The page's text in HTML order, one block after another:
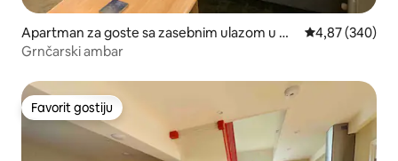
Apartman za goste sa zasebnim ulazom u mj
estu Kintbury
prosječna
4,87 (340)
Grnčarski ambar
Favorit gostiju
Favorit gostiju